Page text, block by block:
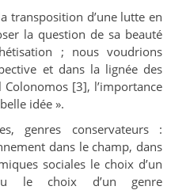
transposition d’une lutte en
la question de sa beauté
; nous voudrions
et dans la lignée des
[3], l’importance
idée ».
genres conservateurs :
dans le champ, dans
sociales le choix d’un
le choix d’un genre